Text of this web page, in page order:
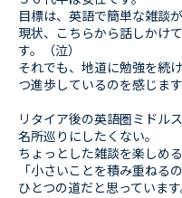
目標は、英語で簡単な雑談
現状、こちらから話しかけ
す。（泣）
それでも、地道に勉強を続
つ進歩しているのを感じます
リタイア後の英語圏ミドル
名所巡りにしたくない。
ちょっとした雑談を楽しめ
「小さいことを積み重ねる
ひとつの道だと思っていま